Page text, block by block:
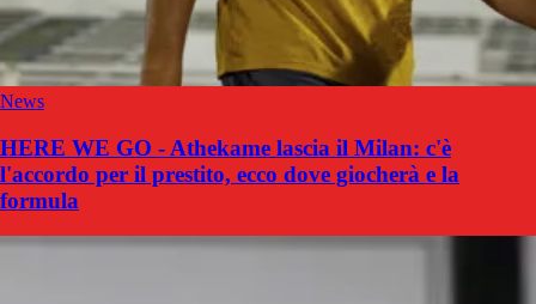
News
HERE WE GO - Athekame lascia il Milan: c'è
l'accordo per il prestito, ecco dove giocherà e la
formula